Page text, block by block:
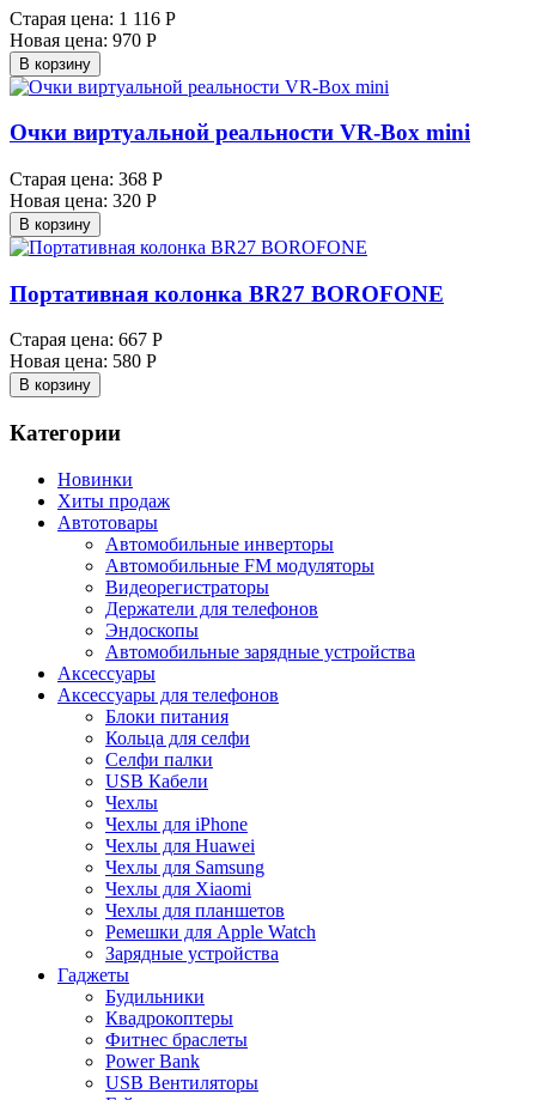
Старая цена: 1 116 Р
Новая цена: 970 Р
В корзину
Очки виртуальной реальности VR-Box mini
Старая цена: 368 Р
Новая цена: 320 Р
В корзину
Портативная колонка BR27 BOROFONE
Старая цена: 667 Р
Новая цена: 580 Р
В корзину
Категории
Новинки
Хиты продаж
Автотовары
Автомобильные инверторы
Автомобильные FM модуляторы
Видеорегистраторы
Держатели для телефонов
Эндоскопы
Автомобильные зарядные устройства
Аксессуары
Аксессуары для телефонов
Блоки питания
Кольца для селфи
Селфи палки
USB Кабели
Чехлы
Чехлы для iPhone
Чехлы для Huawei
Чехлы для Samsung
Чехлы для Xiaomi
Чехлы для планшетов
Ремешки для Apple Watch
Зарядные устройства
Гаджеты
Будильники
Квадрокоптеры
Фитнес браслеты
Power Bank
USB Вентиляторы